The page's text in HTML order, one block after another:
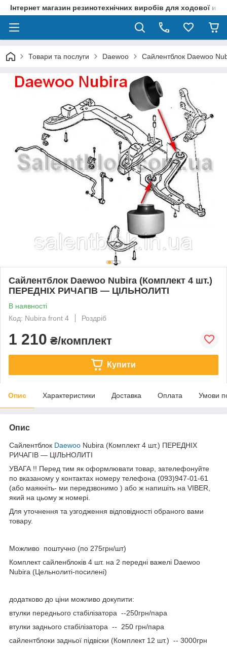
Інтернет магазин резинотехнічних виробів для ходової и
Товари та послуги Daewoo Сайлентблок Daewoo
Сайлентблок Daewoo Nubira (Комплект 4 шт.)
ПЕРЕДНІХ РИЧАГІВ — ЦІЛЬНОЛИТІ
В наявності
Код: Nubira front 4
Роздріб
1 210 ₴/комплект
Купити
Опис Характеристики Доставка Оплата Умови
Опис
Сайлентблок Daewoo Nubira (Комплект 4 шт.) ПЕРЕДНІХ
РИЧАГІВ — ЦІЛЬНОЛИТІ
УВАГА !! Перед тим як оформлювати товар, зателефонуйте
по вказаному у контактах номеру телефона (093)947-01-61
(або маякніть- ми передзвонимо ) або ж напишіть на VIBER,
який на цьому ж номері.
Для уточнення та узгодження відповідності обраного вами
товару.
Можливо поштучно (по 275грн/шт)
Комплект сайленблоків 4 шт. на 2 передні важелі Daewoo
Nubira (Цельнолиті-посилені)
додатково до ціни можливо докупити:
втулки переднього стабілізатора --250грн/пара
втулки заднього стабілізатора -- 250 грн/пара
сайлентблоки задньої підвіски (Комплект 12 шт.) -- 3000грн